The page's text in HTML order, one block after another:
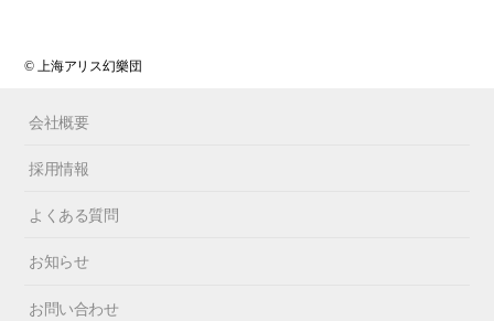
© 上海アリス幻樂団
会社概要
採用情報
よくある質問
お知らせ
お問い合わせ